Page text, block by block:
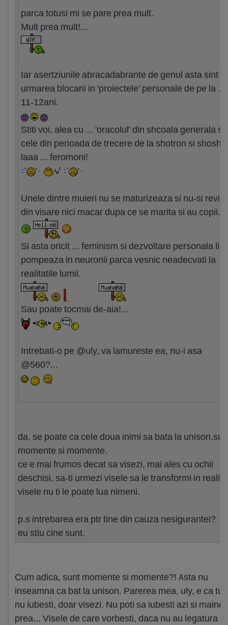
parca totusi mi se pare prea mult.
Mult prea mult!...
Iar asertziunile abracadabrante de genul asta sint
urmarea blocarii in 'proiectele' personale de pe la ...
11-12ani.
Stiti voi, alea cu ... 'oracolul' din shcoala generala
cele din perioada de trecere de la shotron si
laaa ... feromoni!
Unele dintre muieri nu se maturizeaza si nu-si revin
din visare nici macar dupa ce se marita si au copii.
Si asta oricit ... feminism si dezvoltare personala li
pompeaza in neuronii parca vesnic neadecvati la
realitatile lumii.
Sau poate tocmai de-aia!...
Intrebati-o pe @uly, va lamureste ea, nu-i asa
@560?...
da, se poate ca cele doua inimi sa bata la
momente si momente.
ce e mai frumos decat sa visezi, mai ales cu ochii
deschisi, sa-ti urmezi visele sa le transformi in
visele nu ti le poate lua nimeni.
p.s intrebarea era ptr tine din cauza nesigurantei?
eu stiu cine sunt.
Cum adica, sunt momente si momente?! Asta nu
inseamna ca bat la unison. Parerea mea, uly, e ca tu
nu iubesti, doar visezi. Nu poti sa iubesti azi si maine
prea... Visele de care vorbesti, daca nu au legatura